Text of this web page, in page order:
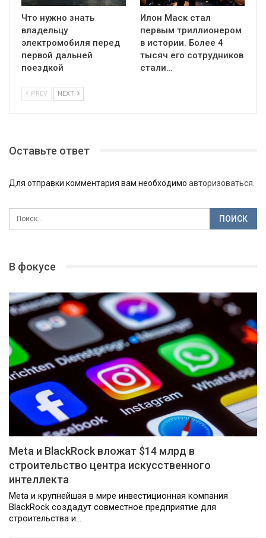
Что нужно знать
владельцу
электромобиля перед
первой дальней
поездкой
Илон Маск стал
первым триллионером
в истории. Более 4
тысяч его сотрудников
стали…
PREV NEXT
Оставьте ответ
Для отправки комментария вам необходимо авторизоваться
В фокусе
Meta и BlackRock вложат $14 млрд в
строительство центра искусственного
интеллекта
Meta и крупнейшая в мире инвестиционная компания
BlackRock создадут совместное предприятие для
строительства и…